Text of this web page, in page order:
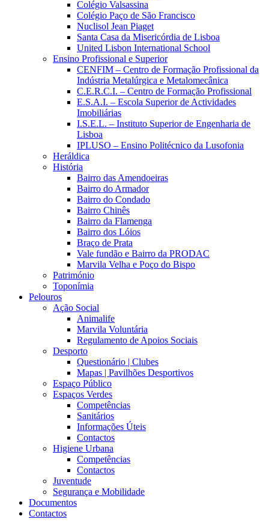
Colégio Valsassina
Colégio Paço de São Francisco
Nuclisol Jean Piaget
Santa Casa da Misericórdia de Lisboa
United Lisbon International School
Ensino Profissional e Superior
CENFIM – Centro de Formação Profissional da
Indústria Metalúrgica e Metalomecânica
C.E.R.C.I. – Centro de Formação Profissional
E.S.A.I. – Escola Superior de Actividades
Imobiliárias
I.S.E.L. – Instituto Superior de Engenharia de
Lisboa
IPLUSO – Ensino Politécnico da Lusofonia
Heráldica
História
Bairro das Amendoeiras
Bairro do Armador
Bairro do Condado
Bairro Chinês
Bairro da Flamenga
Bairro dos Lóios
Braço de Prata
Vale fundão e Bairro da PRODAC
Marvila Velha e Poço do Bispo
Património
Toponímia
Pelouros
Ação Social
Animalife
Marvila Voluntária
Regulamento de Apoios Sociais
Desporto
Questionário | Clubes
Mapas | Pavilhões Desportivos
Espaço Público
Espaços Verdes
Competências
Sanitários
Informações Úteis
Contactos
Higiene Urbana
Competências
Contactos
Juventude
Segurança e Mobilidade
Documentos
Contactos